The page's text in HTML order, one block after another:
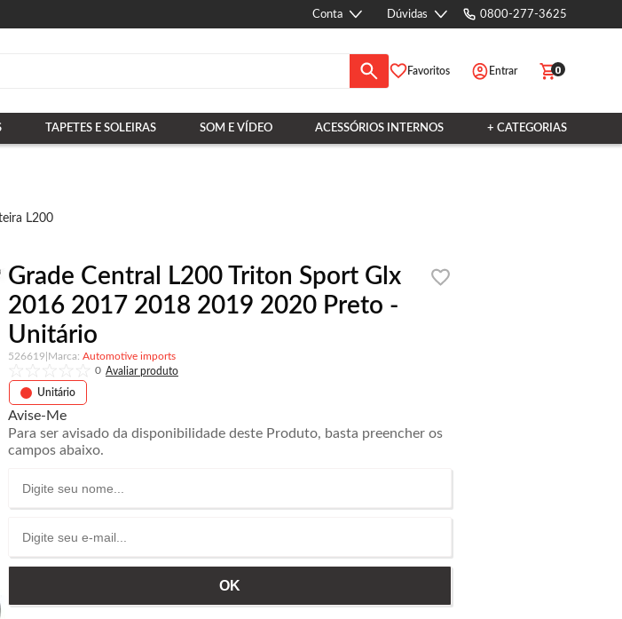
Conta Dúvidas 0800-277-3625
Favoritos Entrar 0
TAPETES E SOLEIRAS SOM E VÍDEO ACESSÓRIOS INTERNOS + CATEGORIAS
L200
Grade Central L200 Triton Sport Glx
2016 2017 2018 2019 2020 Preto -
Unitário
526619
Automotive imports
0
Unitário
Avise-Me
Para ser avisado da disponibilidade deste Produto, basta preencher os
campos abaixo.